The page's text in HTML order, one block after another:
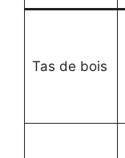
Tas de bois